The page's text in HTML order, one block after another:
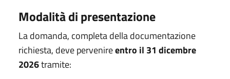
Modalità di presentazione
La domanda, completa della documentazione
richiesta, deve pervenireentro il 31 dicembre
2026tramite: